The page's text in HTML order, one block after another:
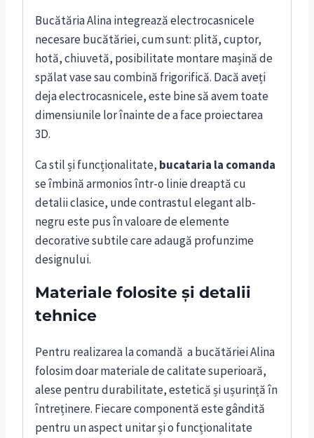
Bucătăria Alina integrează electrocasnicele
necesare bucătăriei, cum sunt: plită, cuptor,
hotă, chiuvetă, posibilitate montare mașină de
spălat vase sau combină frigorifică. Dacă aveți
deja electrocasnicele, este bine să avem toate
dimensiunile lor înainte de a face proiectarea
3D.
Ca stil și funcționalitate, bucataria la comanda
se îmbină armonios într-o linie dreaptă cu
detalii clasice, unde contrastul elegant alb-
negru este pus în valoare de elemente
decorative subtile care adaugă profunzime
designului.
Materiale folosite și detalii
tehnice
Pentru realizarea la comandă a bucătăriei Alina
folosim doar materiale de calitate superioară,
alese pentru durabilitate, estetică și ușurință în
întreținere. Fiecare componentă este gândită
pentru un aspect unitar și o funcționalitate